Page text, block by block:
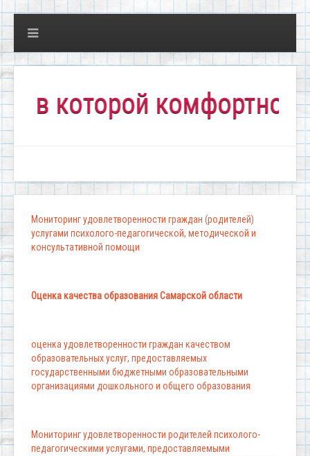
комфортно всем!"
Мониторинг удовлетворенности граждан (родителей)
услугами психолого-педагогической, методической и
консультативной помощи
Оценка качества образования Самарской области
оценка удовлетворенности граждан качеством
образовательных услуг, предоставляемых
государственными бюджетными образовательными
организациями дошкольного и общего образования
Мониторинг удовлетворенности родителей психолого-
педагогическими услугами, предоставляемыми